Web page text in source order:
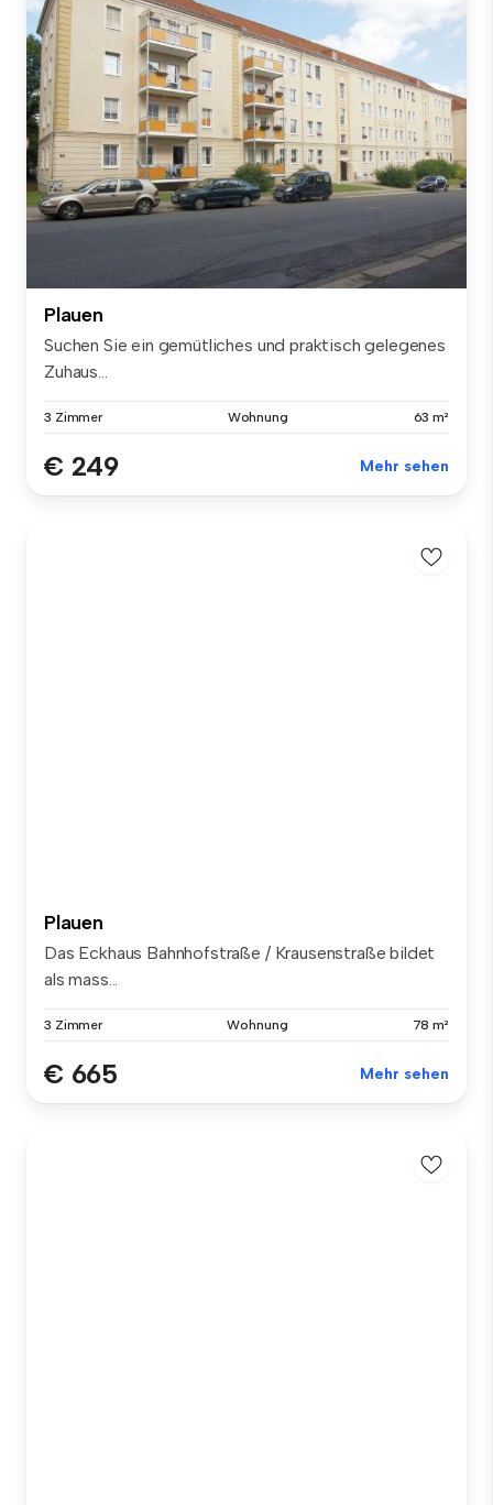
Plauen
Suchen Sie ein gemütliches und praktisch gelegenes
Zuhaus...
3 Zimmer Wohnung 63 m²
€ 249 Mehr sehen
Plauen
Das Eckhaus Bahnhofstraße / Krausenstraße bildet
als mass...
3 Zimmer Wohnung 78 m²
€ 665 Mehr sehen